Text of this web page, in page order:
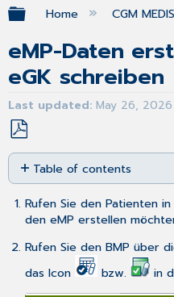
Expand/
Home CGM
eMP-Daten
eGK schreiben
Last updated May 26, 2026
Save
as
PDF
Table of contents
No
headers
Rufen Sie den Patienten in
den eMP erstellen
Rufen Sie den BMP über
das Icon
bzw. in